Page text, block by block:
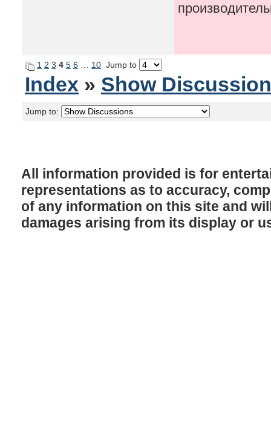
1 2 3 4 5 6 10 Jump to
Index » Show
Jump to:
All information provided is for
representations as to accuracy,
of any information on this site and
damages arising from its display or